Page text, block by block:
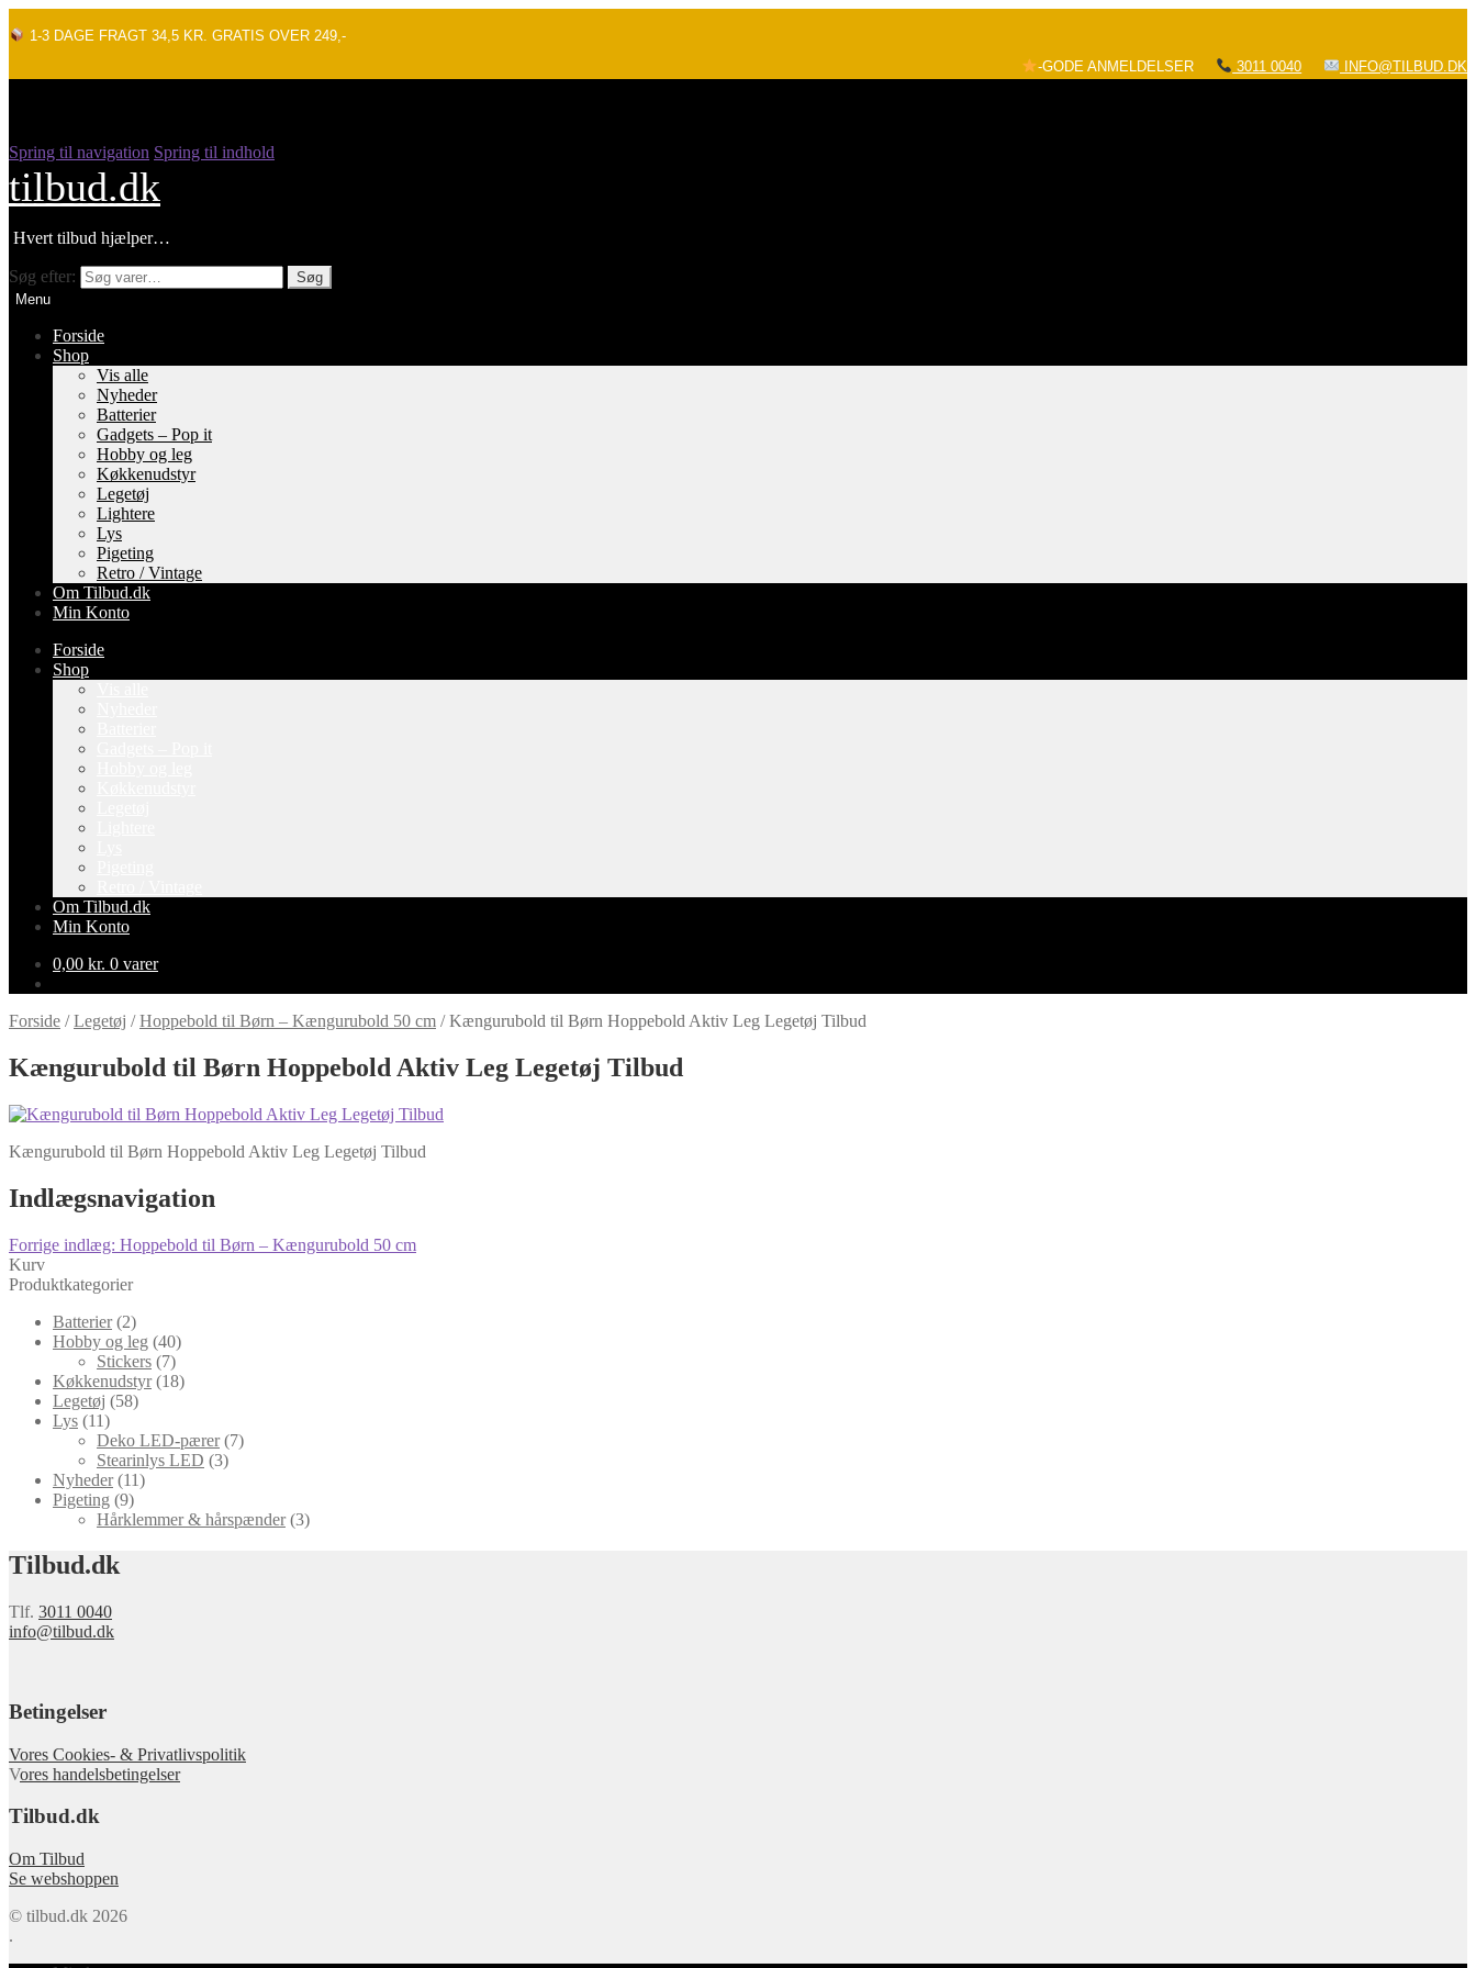
1-3 DAGE FRAGT 34,5 KR. GRATIS OVER 249,-
-GODE ANMELDELSER
3011 0040 INFO@TILBUD.DK
Spring til navigation Spring til indhold
tilbud.dk
Hvert tilbud hjælper…
Søg efter:
Søg
Menu
Forside
Shop
Vis alle
Nyheder
Batterier
Gadgets – Pop it
Hobby og leg
Køkkenudstyr
Legetøj
Lightere
Lys
Pigeting
Retro / Vintage
Om Tilbud.dk
Min Konto
Forside
Shop
Om Tilbud.dk
Min Konto
0,00 kr. 0 varer
Forside /Legetøj /Hoppebold til Børn – Kængurubold 50 cm /Kængurubold til Børn Hoppebold Aktiv Leg Legetøj Tilbud
Kængurubold til Børn Hoppebold Aktiv Leg Legetøj Tilbud
Kængurubold til Børn Hoppebold Aktiv Leg Legetøj Tilbud
Indlægsnavigation
Forrige indlæg: Hoppebold til Børn – Kængurubold 50 cm
Kurv
Produktkategorier
Batterier (2)
Hobby og leg (40)
Stickers (7)
Køkkenudstyr (18)
Legetøj (58)
Lys (11)
Deko LED-pærer (7)
Stearinlys LED (3)
Nyheder (11)
Pigeting (9)
Hårklemmer & hårspænder (3)
Tilbud.dk
Tlf. 3011 0040
info@tilbud.dk
Betingelser
Vores Cookies- & Privatlivspolitik
Vores handelsbetingelser
Tilbud.dk
Om Tilbud
Se webshoppen
© tilbud.dk 2026
.